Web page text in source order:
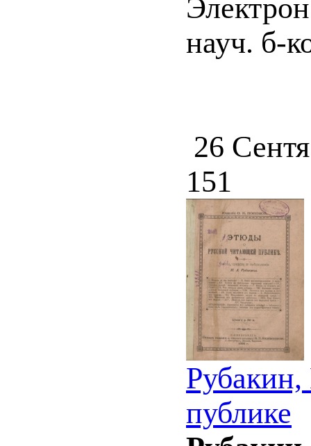
науч. б-
26
151
публике